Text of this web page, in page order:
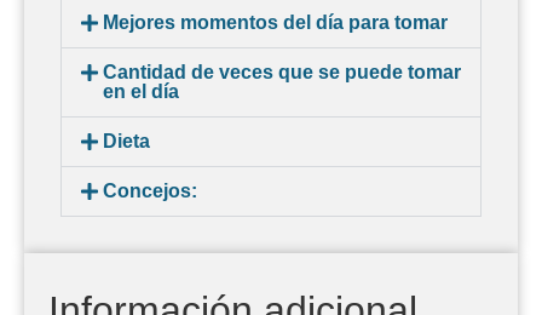
Mejores momentos del día para tomar
Cantidad de veces que se puede tomar
en el día
Dieta
Concejos: